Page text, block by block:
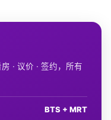
· 议价 · 签约，所有
BTS + MRT